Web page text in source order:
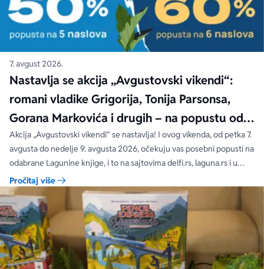
7. avgust 2026.
Nastavlja se akcija „Avgustovski vikendi“:
romani vladike Grigorija, Tonija Parsonsa,
Gorana Markovića i drugih – na popustu od
čak 40, 50 i 60%
Akcija „Avgustovski vikendi“ se nastavlja! I ovog vikenda, od petka 7.
avgusta do nedelje 9. avgusta 2026, očekuju vas posebni popusti na
odabrane Lagunine knjige, i to na sajtovima delfi.rs, laguna.rs i u
svim Delfi knjižarama.
Pročitaj više